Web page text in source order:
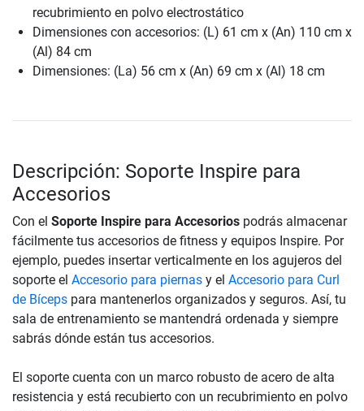
recubrimiento en polvo electrostático
Dimensiones con accesorios: (L) 61 cm x (An) 110 cm x
(Al) 84 cm
Dimensiones: (La) 56 cm x (An) 69 cm x (Al) 18 cm
Descripción: Soporte Inspire para
Accesorios
Con el Soporte Inspire para Accesorios podrás almacenar
fácilmente tus accesorios de fitness y equipos Inspire. Por
ejemplo, puedes insertar verticalmente en los agujeros del
soporte el Accesorio para piernas y el Accesorio para Curl
de Bíceps para mantenerlos organizados y seguros. Así, tu
sala de entrenamiento se mantendrá ordenada y siempre
sabrás dónde están tus accesorios.
El soporte cuenta con un marco robusto de acero de alta
resistencia y está recubierto con un recubrimiento en polvo